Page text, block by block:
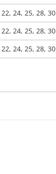
24, 25, 28, 30
24, 25, 28, 30
24, 25, 28, 30